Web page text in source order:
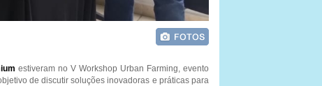
estiveram no V Workshop Urban Farming, evento
de discutir soluções inovadoras e práticas para